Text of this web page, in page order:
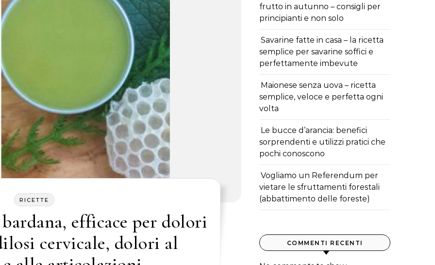
RICETTE
efficace per dolori
cervicale, dolori al
frutto in autunno – consigli per
principianti e non solo
Savarine fatte in casa – la ricetta
semplice per savarine soffici e
perfettamente imbevute
Maionese senza uova – ricetta
semplice, veloce e perfetta ogni
volta
Le bucce d’arancia: benefici
sorprendenti e utilizzi pratici che
pochi conoscono
Vogliamo un Referendum per
vietare le sfruttamenti forestali
(abbattimento delle foreste)
COMMENTI RECENTI